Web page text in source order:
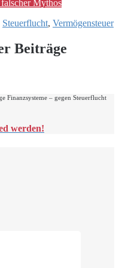
Mythos
Steuerflucht, Vermögensteuer
Beiträge
Finanzsysteme – gegen Steuerflucht
werden!